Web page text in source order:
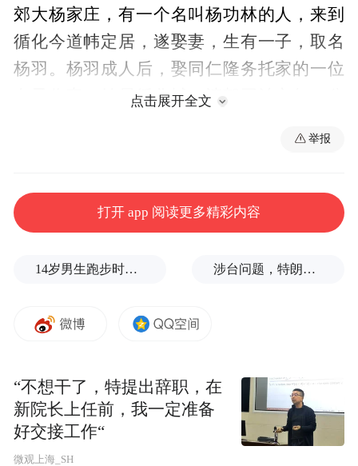
郊大杨家庄，有一个名叫杨功林的人，来到
循化今道帏定居，遂娶妻，生有一子，取名
杨羽。杨羽成人后，娶同仁隆务托家的一位
女子作妻，始居循化城。清朝同治六年（公
望。杨羽有三子，其中杨永才又名才让东智
的，即是才旦夏茸活佛的祖父。他们都受过
良好的汉文化训练，精通汉文及数学、地理
祖父才让东智自幼成长在藏族之乡，崇信佛
总爷之重任。夏玛尔班智达在《香萨传》中
赞扬他说：“那时由于循化厅有一位为民办
事，主持公道的官员，故多年未发生任何乱
点击展开全文
举报
打开 app 阅读更多精彩内容
14岁男生跑步时心脏骤停，后被鉴定为“器质性痴呆”，家属质疑校方失责 涉台问题，特朗普的教训还没吃够
“不想干了，特提出辞职，在
新院长上任前，我一定准备
好交接工作“
微观上海_SH